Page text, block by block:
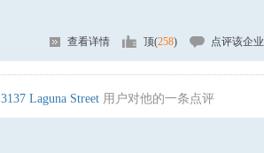
查看详情 顶(258) 点评该企业
3137 Laguna Street 用户对他的一条点评